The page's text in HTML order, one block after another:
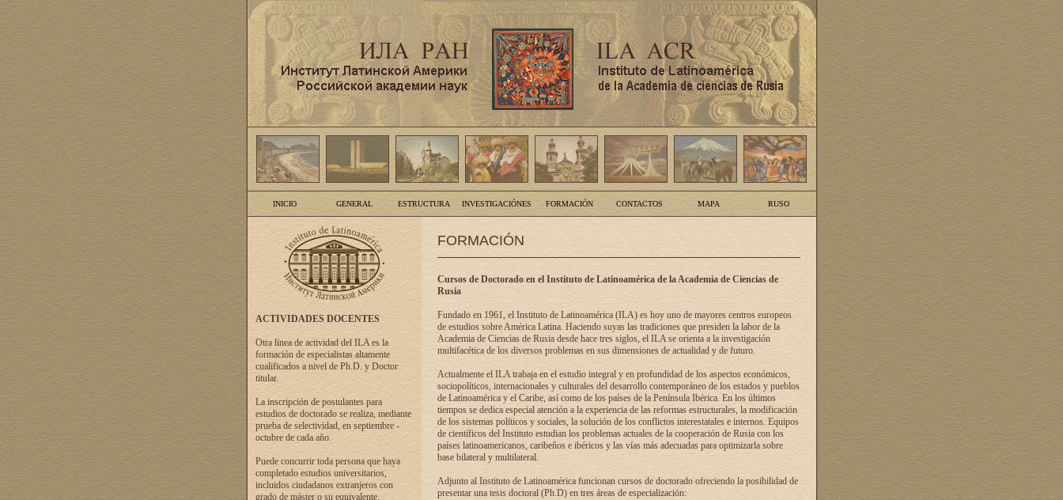
INICIO GENERAL ESTRUCTURA INVESTIGACIÓNES FORMACIÓN CONTACTOS MAPA RUSO
ACTIVIDADES DOCENTES
Otra línea de actividad del ILA es la
formación de especialistas altamente
cualificados a nivel de Ph.D. y Doctor
titular.
La inscripción de postulantes para
estudios de doctorado se realiza, mediante
prueba de selectividad, en septiembre -
octubre de cada año.
Puede concurrir toda persona que haya
completado estudios universitarios,
incluidos ciudadanos extranjeros con
grado de máster o su equivalente.
FORMACIÓN
Cursos de Doctorado en el Instituto de Latinoamérica de la Academia de Ciencias de
Rusia
Fundado en 1961, el Instituto de Latinoamérica (ILA) es hoy uno de mayores centros europeos
de estudios sobre América Latina. Haciendo suyas las tradiciones que presiden la labor de la
Academia de Ciencias de Rusia desde hace tres siglos, el ILA se orienta a la investigación
multifacética de los diversos problemas en sus dimensiones de actualidad y de futuro.
Actualmente el ILA trabaja en el estudio integral y en profundidad de los aspectos económicos,
sociopolíticos, internacionales y culturales del desarrollo contemporáneo de los estados y pueblos
de Latinoamérica y el Caribe, así como de los países de la Península Ibérica. En los últimos
tiempos se dedica especial atención a la experiencia de las reformas estructurales, la modificación
de los sistemas políticos y sociales, la solución de los conflictos interestatales e internos. Equipos
de científicos del Instituto estudian los problemas actuales de la cooperación de Rusia con los
países latinoamericanos, caribeños e ibéricos y las vías más adecuadas para optimizarla sobre
base bilateral y multilateral.
Adjunto al Instituto de Latinoamérica funcionan cursos de doctorado ofreciendo la posibilidad de
presentar una tesis doctoral (Ph.D) en tres áreas de especialización: